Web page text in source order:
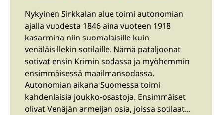
Nykyinen Sirkkalan alue toimi autonomian
ajalla vuodesta 1846 aina vuoteen 1918
kasarmina niin suomalaisille kuin
venäläisillekin sotilaille. Nämä pataljoonat
sotivat ensin Krimin sodassa ja myöhemmin
ensimmäisessä maailmansodassa.
Autonomian aikana Suomessa toimi
kahdenlaisia joukko-osastoja. Ensimmäiset
olivat Venäjän armeijan osia, joissa sotilaat...